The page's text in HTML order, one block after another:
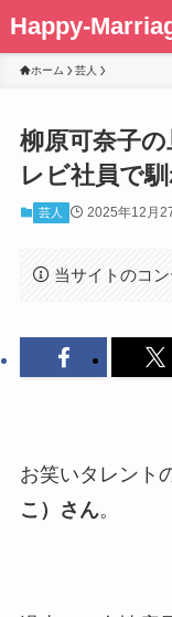
Happy-
ホーム 芸人
柳原可奈子
レビ社員で
芸人 2025年12月
当サイトのコ
お笑いタレント
こ）さん。